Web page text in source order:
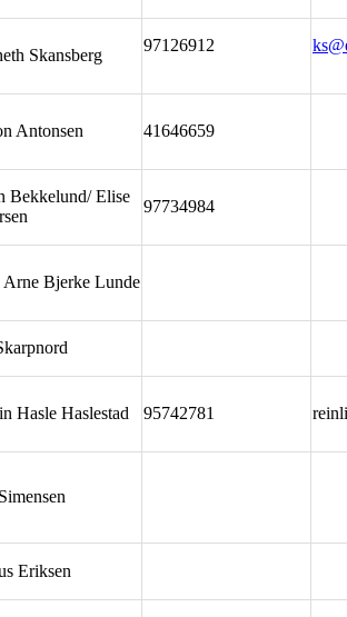
Skansberg
97126912
Antonsen 41646659
Bekkelund/ Elise
97734984
Arne Bjerke Lunde
Hasle Haslestad 95742781
Eriksen